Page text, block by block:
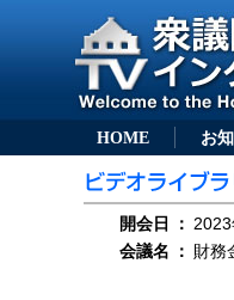
HOME お
開会日 ：
会議名
： 財務